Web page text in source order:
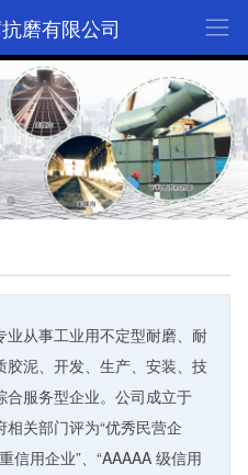
磨有限公司
从事工业用不定型耐磨、耐
泥、开发、生产、安装、技
服务型企业。公司成立于
关部门评为“优秀民营企
信用企业”、“AAAAA 级信用